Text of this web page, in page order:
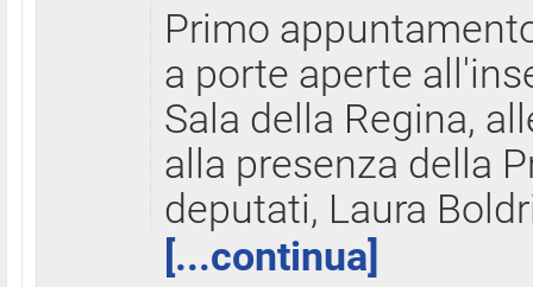
Primo
a porte aperte
Sala della Regina,
alla presenza della
deputati, Laura
[...continua]